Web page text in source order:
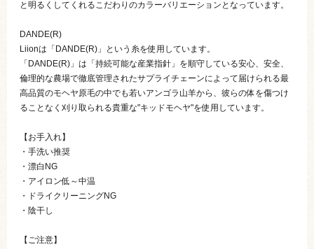
と明るくしてくれるこだわりのカラーバリエーションとなっています。
DANDE(R)
Liionは「DANDE(R)」という糸を使用しています。
「DANDE(R)」は「持続可能な産業指針」を順守している安心、安全、
倫理的な農場で徹底管理されたサプライチェーンによって届けられる最
高品質のモヘヤ原毛の中でも若いアンゴラ山羊から、彼らの体を傷つけ
ることなく刈り取られる貴重な"キッドモヘヤ"を使用しています。
【お手入れ】
・手洗い推奨
・漂白NG
・アイロン低～中温
・ドライクリーニングNG
・陰干し
【ご注意】